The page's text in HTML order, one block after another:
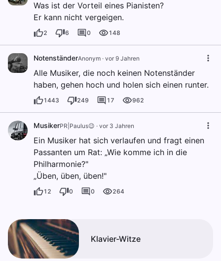
Was ist der Vorteil eines Pianisten?
Er kann nicht vergeigen.
2 6 0 148
NotenständerAnonym · vor 9 Jahren
Alle Musiker, die noch keinen Notenständer
haben, gehen hoch und holen sich einen runter.
1443 249 17 962
MusikerPR|Paulus😉 · vor 3 Jahren
Ein Musiker hat sich verlaufen und fragt einen
Passanten um Rat: „Wie komme ich in die
Philharmonie?"
„Üben, üben, üben!"
12 0 0 264
Klavier-Witze